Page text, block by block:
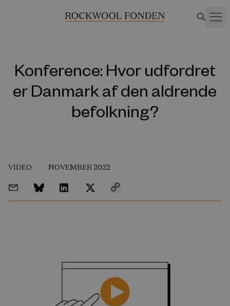
Konference: Hvor udfordret
er Danmark af den aldrende
befolkning?
VIDEO NOVEMBER 2022